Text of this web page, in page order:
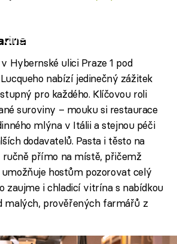
to fetch
Hybernské ulici Praze 1 pod
nabízí jedinečný zážitek
pro každého. Klíčovou roli
suroviny – mouku si restaurace
mlýna v Itálii a stejnou péči
dodavatelů. Pasta i těsto na
přímo na místě, přičemž
hostům pozorovat celý
zaujme i chladicí vitrína s nabídkou
malých, prověřených farmářů z